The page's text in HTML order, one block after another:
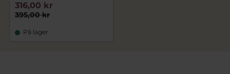
395,00 kr
316,00 kr
På lager